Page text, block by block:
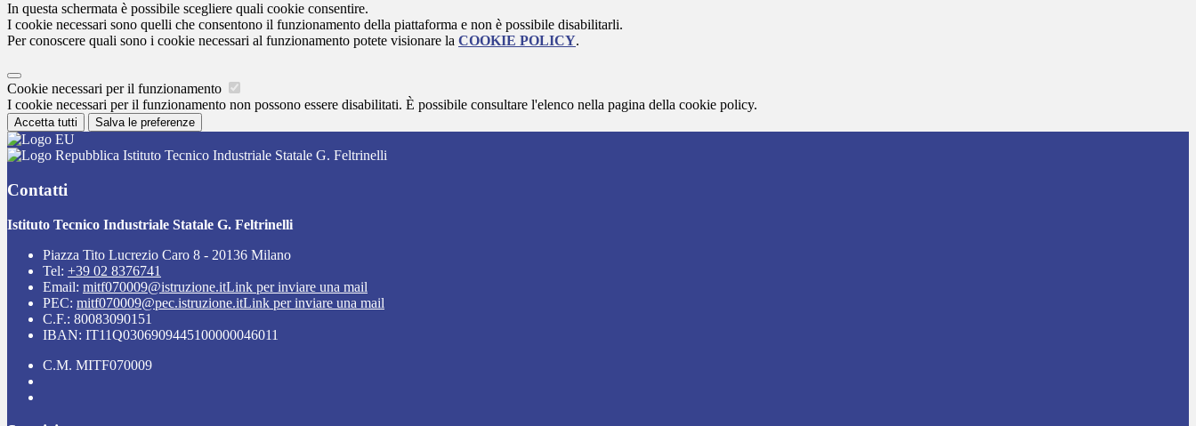
In questa schermata è possibile scegliere quali cookie consentire.
I cookie necessari sono quelli che consentono il funzionamento della piattaforma e non è possibile disabilitarli.
Per conoscere quali sono i cookie necessari al funzionamento potete visionare la COOKIE POLICY.
Cookie necessari per il funzionamento
I cookie necessari per il funzionamento non possono essere disabilitati. È possibile consultare l'elenco nella pagina della cookie policy.
Accetta tutti Salva le preferenze
Istituto Tecnico Industriale Statale G. Feltrinelli
Contatti
Istituto Tecnico Industriale Statale G. Feltrinelli
Piazza Tito Lucrezio Caro 8 - 20136 Milano
Tel: +39 02 8376741
Email: mitf070009@istruzione.itLink per inviare una mail
PEC: mitf070009@pec.istruzione.itLink per inviare una mail
C.F.: 80083090151
IBAN: IT11Q0306909445100000046011
C.M. MITF070009